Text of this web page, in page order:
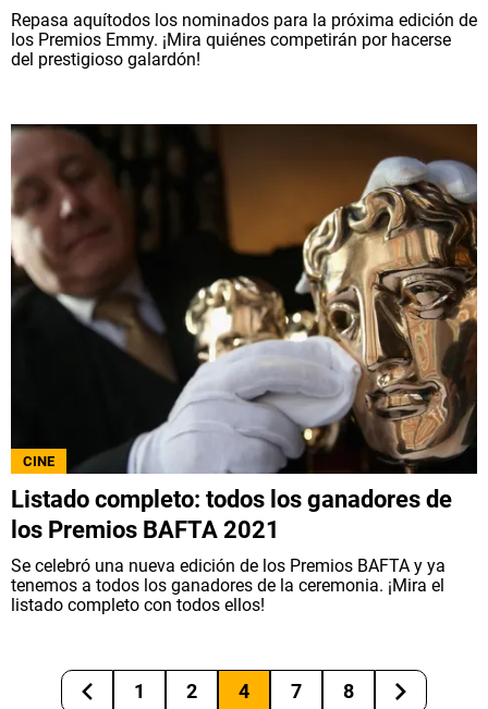
Repasa aquítodos los nominados para la próxima edición de
los Premios Emmy. ¡Mira quiénes competirán por hacerse
del prestigioso galardón!
CINE
Listado completo: todos los ganadores de
los Premios BAFTA 2021
Se celebró una nueva edición de los Premios BAFTA y ya
tenemos a todos los ganadores de la ceremonia. ¡Mira el
listado completo con todos ellos!
1 2 4 7 8